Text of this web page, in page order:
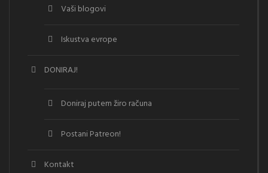
Vaši blogovi
Iskustva evrope
DONIRAJ!
Doniraj putem žiro računa
Postani Patreon!
Kontakt